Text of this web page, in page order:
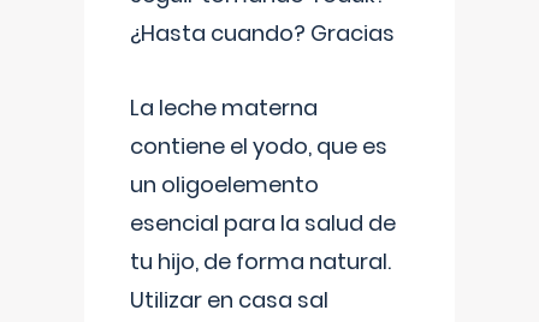
¿Hasta cuando? Gracias
La leche materna
contiene el yodo, que es
un oligoelemento
esencial para la salud de
tu hijo, de forma natural.
Utilizar en casa sal